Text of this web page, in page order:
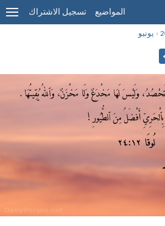
المواضيع تسجيل الاشتراك
› يونيو